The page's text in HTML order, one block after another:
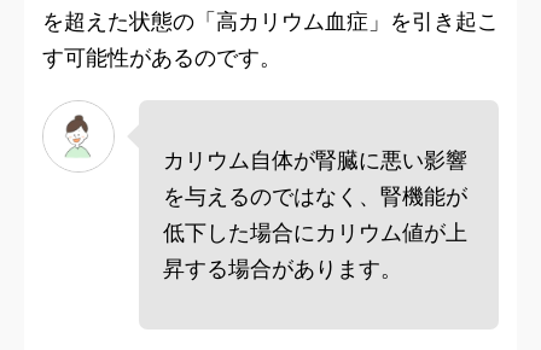
を超えた状態の「高カリウム血症」を引き起こ
す可能性があるのです。
カリウム自体が腎臓に悪い影響
を与えるのではなく、腎機能が
低下した場合にカリウム値が上
昇する場合があります。